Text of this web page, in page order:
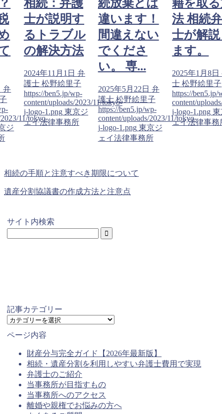
弁
11/tokyo-
ジ
相続：弁護
士が説明す
るトラブル
の解決方法
2024年11月1日 弁
護士 松野絵里子
https://ben5.jp/wp-
content/uploads/2023/11/tokyo-
j-logo-1.png 東京ジ
ェイ法律事務所
続放棄とは
違います！
間違えない
でくださ
い。 専...
2025年5月22日 弁
護士 松野絵里子
https://ben5.jp/wp-
content/uploads/2023/11/tokyo-
j-logo-1.png 東京ジ
ェイ法律事務所
籍を取
法 相続
士が解
ます。
2025年1月8日
士 松野絵里子
https://ben5.jp/
content/
j-logo-1.png
ェイ法律事務
相続の手順と注意すべき期限について
遺産分割協議書の作成方法と注意点
サイト内検索
記事カテゴリー
記
カ
ページ内容
財産分与完全ガイド【2026年最新版】
相続・遺産分割を利用しやすい弁護士費用で実現
弁護士のご紹介
当事務所が目指すもの
当事務所へのアクセス
離婚や親権でお悩みの方へ